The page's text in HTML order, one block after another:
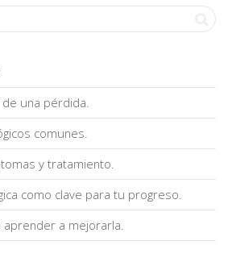
una pérdida.
comunes.
y tratamiento.
como clave para tu progreso.
a mejorarla.